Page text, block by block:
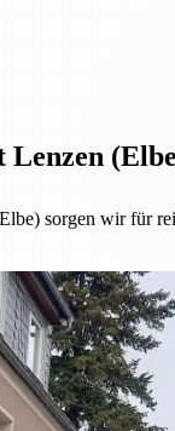
sorgen wir für